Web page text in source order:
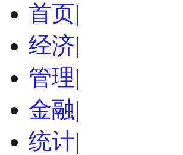
首页|
经济|
管理|
金融|
统计|